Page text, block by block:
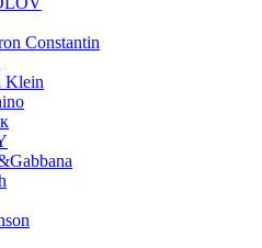
Constantin
Klein